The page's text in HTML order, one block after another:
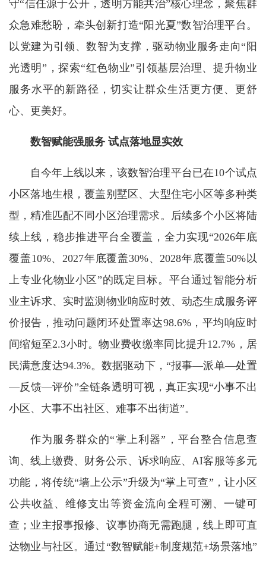
守“信任源于公开，透明方能共治”核心理念，聚焦群
众急难愁盼，牵头创新打造“阳光夏”数智治理平台。
以党建为引领、数智为支撑，驱动物业服务走向“阳
光透明”，探索“红色物业”引领基层治理、提升物业
服务水平的新路径，切实让群众生活更方便、更舒
心、更美好。
数智赋能强服务 试点落地显实效
自今年上线以来，该数智治理平台已在10个试点
小区落地生根，覆盖别墅区、大型住宅小区等多种类
型，精准匹配不同小区治理需求。后续多个小区将陆
续上线，稳步推进平台全覆盖，全力实现“2026年底
覆盖10%、2027年底覆盖30%、2028年底覆盖50%以
上专业化物业小区”的既定目标。平台通过智能分析
业主诉求、实时监测物业响应时效、动态生成服务评
价报告，推动问题闭环处置率达98.6%，平均响应时
间缩短至2.3小时。物业费收缴率同比提升12.7%，居
民满意度达94.3%。数据驱动下，“报事—派单—处置
—反馈—评价”全链条透明可视，真正实现“小事不出
小区、大事不出社区、难事不出街道”。
作为服务群众的“掌上利器”，平台整合信息查
询、线上缴费、财务公示、诉求响应、AI客服等多元
功能，将传统“墙上公示”升级为“掌上可查”，让小区
公共收益、维修支出等资金流向全程可溯、一键可
查；业主报事报修、议事协商无需跑腿，线上即可直
达物业与社区。通过“数智赋能+制度规范+场景落地”